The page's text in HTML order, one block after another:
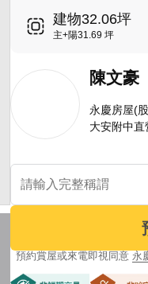
建物32.06坪
主+陽31.69 坪
陳文豪
永慶房屋(
大安附中直
預約賞屋或來電即視同意 永